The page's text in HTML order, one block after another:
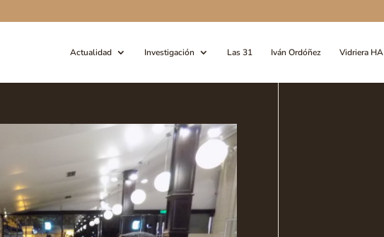
Actualidad Investigación Las 31 Iván Ordóñez Vidriera HA